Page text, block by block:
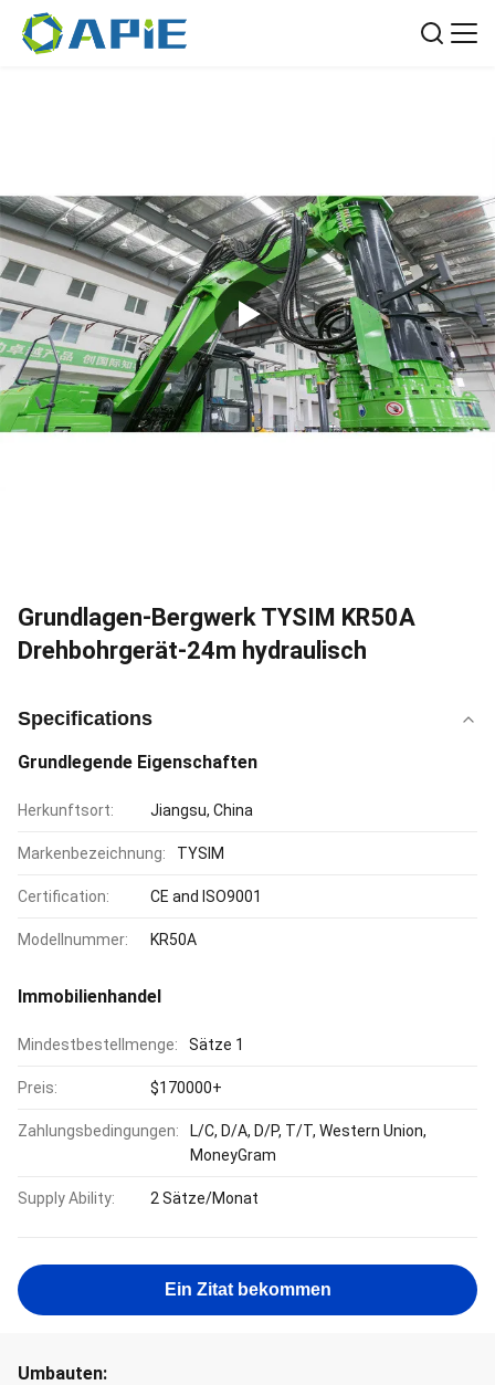
Grundlagen-Bergwerk TYSIM KR50A
Drehbohrgerät-24m hydraulisch
Specifications
Grundlegende Eigenschaften
Herkunftsort: Jiangsu, China
Markenbezeichnung: TYSIM
Certification: CE and ISO9001
Modellnummer: KR50A
Immobilienhandel
Mindestbestellmenge: Sätze 1
Preis: $170000+
Zahlungsbedingungen:
L/C, D/A, D/P, T/T, Western Union,
MoneyGram
Supply Ability: 2 Sätze/Monat
Ein Zitat bekommen
Umbauten: